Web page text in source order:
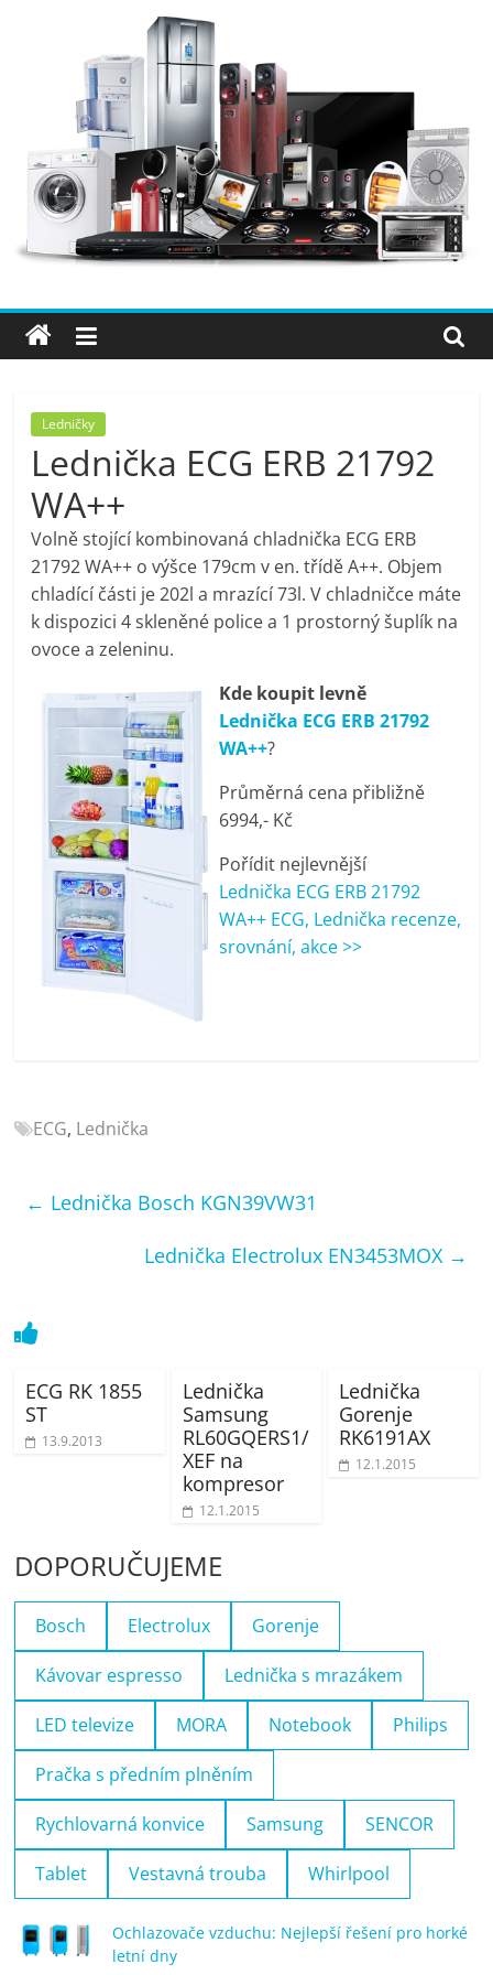
Elektro
OK
–
nejlepší
elektronika
porovnání,
pračky,
televize,
notebooky,
mobilní
telefony,
kávovary,
bazény
Nejlepší
elektronika
televize,
telefony,
Ledničky
Lednička ECG ERB 21792
WA++
Volně stojící kombinovaná chladnička ECG ERB
21792 WA++ o výšce 179cm v en. třídě A++. Objem
chladící části je 202l a mrazící 73l. V chladničce máte
k dispozici 4 skleněné police a 1 prostorný šuplík na
ovoce a zeleninu.
Kde koupit levně
Lednička ECG ERB 21792
WA++?
Průměrná cena přibližně
6994,- Kč
Pořídit nejlevnější
Lednička ECG ERB 21792
WA++ ECG, Lednička recenze,
srovnání, akce >>
ECG, Lednička
← Lednička Bosch KGN39VW31
Lednička Electrolux EN3453MOX →
ECG RK 1855
ST
13.9.2013
Lednička
Samsung
RL60GQERS1/
XEF na
kompresor
12.1.2015
Lednička
Gorenje
RK6191AX
12.1.2015
DOPORUČUJEME
Bosch Electrolux Gorenje
Kávovar espresso Lednička s mrazákem
LED televize MORA Notebook Philips
Pračka s předním plněním
Rychlovarná konvice Samsung SENCOR
Tablet Vestavná trouba Whirlpool
Ochlazovače vzduchu: Nejlepší řešení pro horké
letní dny